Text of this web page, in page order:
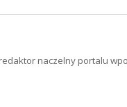
naczelny portalu